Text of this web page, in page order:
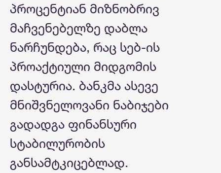
პროცენტიან მიზნობრივ
მაჩვენებელზე დაბლა
ნარჩუნდება, რაც სებ-ის
პროაქტიული მიდგომის
დასტურია. ბანკმა ასევე
მნიშვნელოვანი ნაბიჯები
გადადგა ფინანსური
სტაბილურობის
განსამტკიცებლად.